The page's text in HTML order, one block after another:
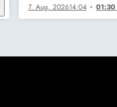
7. Aug. 202614:04 01:30